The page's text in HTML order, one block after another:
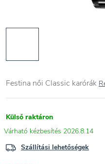
Festina női Classic karórák
Külső raktáron
2026.8.14
Szállítási lehetőségek